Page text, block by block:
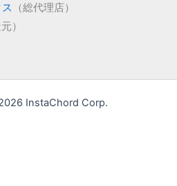
（総代理店）
）
InstaChord Corp.